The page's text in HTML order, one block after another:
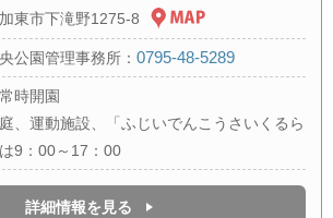
東市下滝野1275-8
公園管理事務所：0795-48-5289
時開園
、運動施設、「ふじいでんこうさいくるら
9：00～17：00
詳細情報を見る